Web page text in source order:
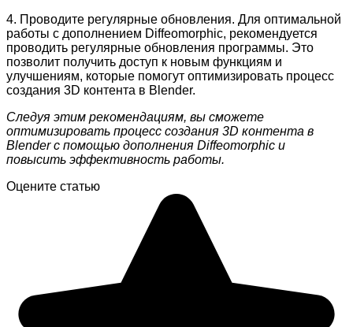
4. Проводите регулярные обновления. Для оптимальной
работы с дополнением Diffeomorphic, рекомендуется
проводить регулярные обновления программы. Это
позволит получить доступ к новым функциям и
улучшениям, которые помогут оптимизировать процесс
создания 3D контента в Blender.
Следуя этим рекомендациям, вы сможете
оптимизировать процесс создания 3D контента в
Blender с помощью дополнения Diffeomorphic и
повысить эффективность работы.
Оцените статью